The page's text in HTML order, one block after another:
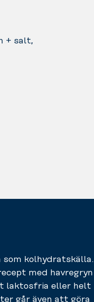
+ salt,
kolhydratskälla.
med havregryn
laktosfria eller helt
går även att göra